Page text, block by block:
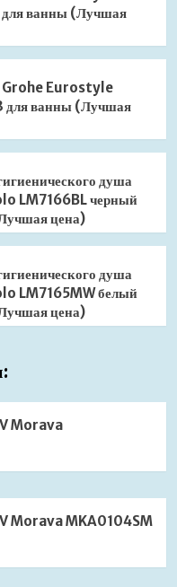
ванны (Лучшая
Grohe Eurostyle
ванны (Лучшая
душа
LM7166BL черный
цена)
душа
LM7165MW белый
цена)
Morava
Morava MKA0104SM